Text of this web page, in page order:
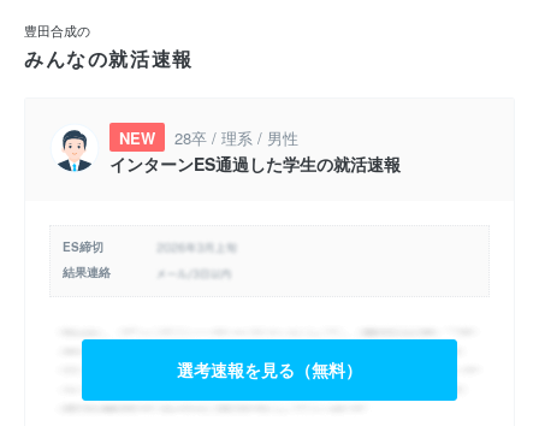
豊田合成の
みんなの就活速報
NEW 28卒 / 理系 / 男性
インターンES通過した学生の就活速報
ES締切
結果連絡
選考速報を見る（無料）